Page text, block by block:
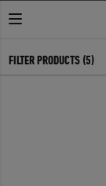
TOGGLE NAVIGATION
FILTER PRODUCTS (5)